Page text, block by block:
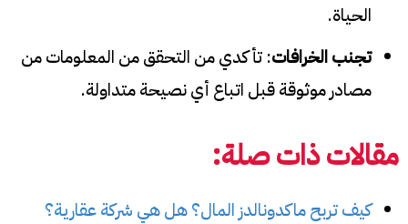
الحياة.
تجنب الخرافات: تأكدي من التحقق من المعلومات من
مصادر موثوقة قبل اتباع أي نصيحة متداولة.
مقالات ذات صلة:
كيف تربح ماكدونالدز المال؟ هل هي شركة عقارية؟